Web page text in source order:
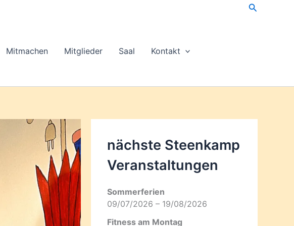
Suchen
Mitmachen Mitglieder Saal Kontakt
nächste Steenkamp
Veran­staltungen
Sommerferien
09/07/2026 – 19/08/2026
Fitness am Montag